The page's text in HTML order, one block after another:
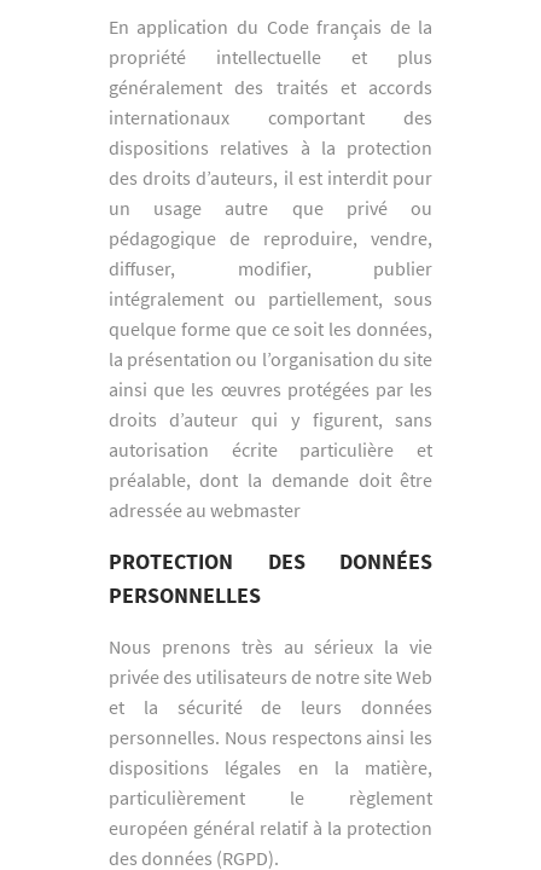
En application du Code français de la
propriété intellectuelle et plus
généralement des traités et accords
internationaux comportant des
dispositions relatives à la protection
des droits d’auteurs, il est interdit pour
un usage autre que privé ou
pédagogique de reproduire, vendre,
diffuser, modifier, publier
intégralement ou partiellement, sous
quelque forme que ce soit les données,
la présentation ou l’organisation du site
ainsi que les œuvres protégées par les
droits d’auteur qui y figurent, sans
autorisation écrite particulière et
préalable, dont la demande doit être
adressée au webmaster
PROTECTION DES DONNÉES
PERSONNELLES
Nous prenons très au sérieux la vie
privée des utilisateurs de notre site Web
et la sécurité de leurs données
personnelles. Nous respectons ainsi les
dispositions légales en la matière,
particulièrement le règlement
européen général relatif à la protection
des données (RGPD).